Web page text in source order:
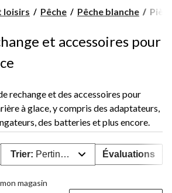
loisirs Pêche Pêche blanche
de
et accessoires pour
rechange et des accessoires pour
à glace, y compris des adaptateurs,
des batteries et plus encore.
Trier: Pertinence Évaluations
magasin